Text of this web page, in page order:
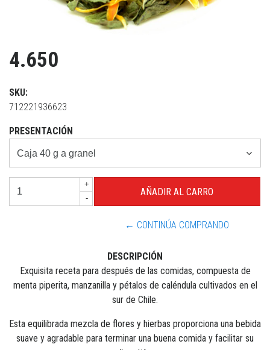
4.650
SKU:
712221936623
PRESENTACIÓN
+
-
← CONTINÚA COMPRANDO
DESCRIPCIÓN
Exquisita receta para después de las comidas, compuesta de
menta piperita, manzanilla y pétalos de caléndula cultivados en el
sur de Chile.
Esta equilibrada mezcla de flores y hierbas proporciona una bebida
suave y agradable para terminar una buena comida y facilitar su